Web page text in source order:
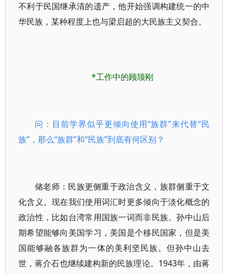
不利于民国继承清的遗产，他开始强调构建统一的中
华民族，某种程度上也与梁启超的大民族主义契合。
*工作中的顾颉刚
问：目前学界似乎更倾向使用“族群”来代替“民
族”，那么“族群”和“民族”到底有何区别？
储老师：民族更侧重于政治含义，族群侧重于文
化含义。现在我们使用词汇时更多倾向于淡化概念的
政治性，比如台湾常用国族一词而非民族。孙中山后
期希望能够向美国学习，美国是个移民国家，但是美
国能够融各族群为一体的美利坚民族。但孙中山去
世，蒋介石也继续建构新的民族理论。1943年，由蒋